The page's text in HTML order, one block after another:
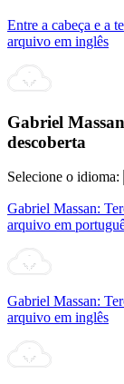
Entre a cabeça e a
arquivo em inglês
Gabriel
descoberta
Selecione o idioma:
Gabriel Massan:
arquivo em
Gabriel Massan:
arquivo em inglês